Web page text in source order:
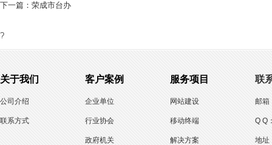
下一篇： 荣成市台办
?
关于我们
公司介绍
联系方式
客户案例
企业单位
行业协会
政府机关
服务项目
网站建设
移动终端
解决方案
联
邮箱
Q Q
地址